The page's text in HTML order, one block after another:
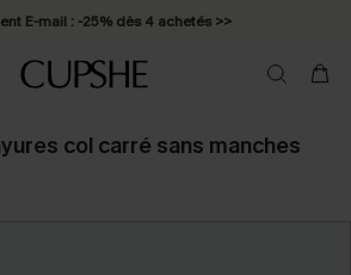
E-mail : -25% dès 4 achetés >>
col carré sans manches